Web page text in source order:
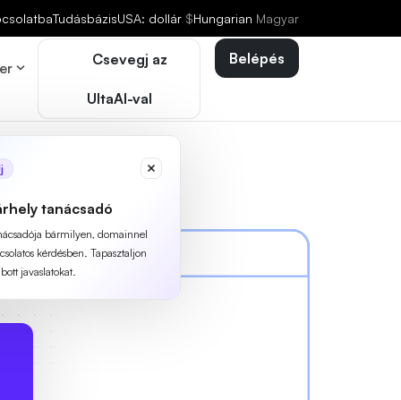
TudásbázisUSA: dollár $Hungarian Magyar
Csevegj az
UltaAI-val
tanácsadó
bármilyen, domainnel
kérdésben. Tapasztaljon
javaslatokat.
Belépés